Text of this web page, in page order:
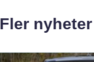
Fler nyheter